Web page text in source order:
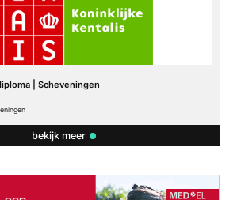
| Scheveningen
bekijk meer